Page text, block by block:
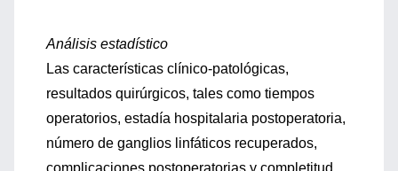
Análisis estadístico
Las características clínico-patológicas,
resultados quirúrgicos, tales como tiempos
operatorios, estadía hospitalaria postoperatoria,
número de ganglios linfáticos recuperados,
complicaciones postoperatorias y completitud